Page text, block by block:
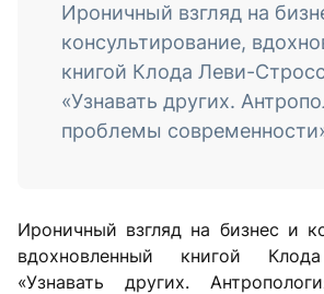
Ироничный взгляд на
консультирование,
книгой Клода Леви-
«Узнавать других.
проблемы
Ироничный взгляд на бизнес и
вдохновленный книгой
«Узнавать других.